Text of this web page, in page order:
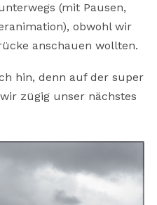
(mit Pausen,
obwohl wir
anschauen wollten.
hin, denn auf der super
zügig unser nächstes